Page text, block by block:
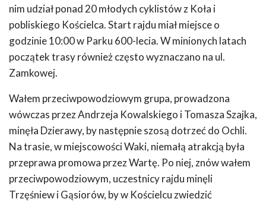
nim udział ponad 20 młodych cyklistów z Koła i
pobliskiego Kościelca. Start rajdu miał miejsce o
godzinie 10:00 w Parku 600-lecia. W minionych latach
początek trasy również często wyznaczano na ul.
Zamkowej.
Wałem przeciwpowodziowym grupa, prowadzona
wówczas przez Andrzeja Kowalskiego i Tomasza Szajka,
minęła Dzierawy, by następnie szosą dotrzeć do Ochli.
Na trasie, w miejscowości Waki, niemałą atrakcją była
przeprawa promowa przez Wartę. Po niej, znów wałem
przeciwpowodziowym, uczestnicy rajdu minęli
Trzęśniew i Gąsiorów, by w Kościelcu zwiedzić